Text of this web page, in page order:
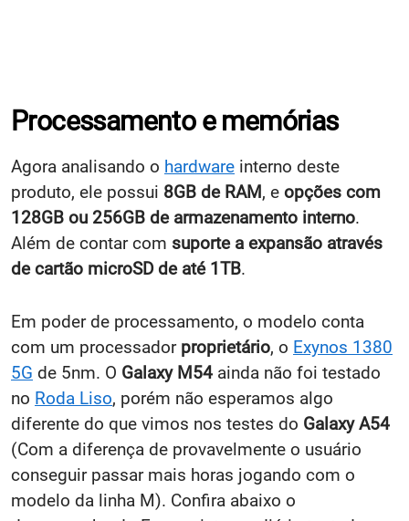
Processamento e memórias
Agora analisando o hardware interno deste
produto, ele possui 8GB de RAM, e opções com
128GB ou 256GB de armazenamento interno.
Além de contar com suporte a expansão através
de cartão microSD de até 1TB.
Em poder de processamento, o modelo conta
com um processadorproprietário, o Exynos 1380
5G de 5nm. O Galaxy M54 ainda não foi testado
no Roda Liso, porém não esperamos algo
diferente do que vimos nos testes do Galaxy A54
(Com a diferença de provavelmente o usuário
conseguir passar mais horas jogando com o
modelo da linha M). Confira abaixo o